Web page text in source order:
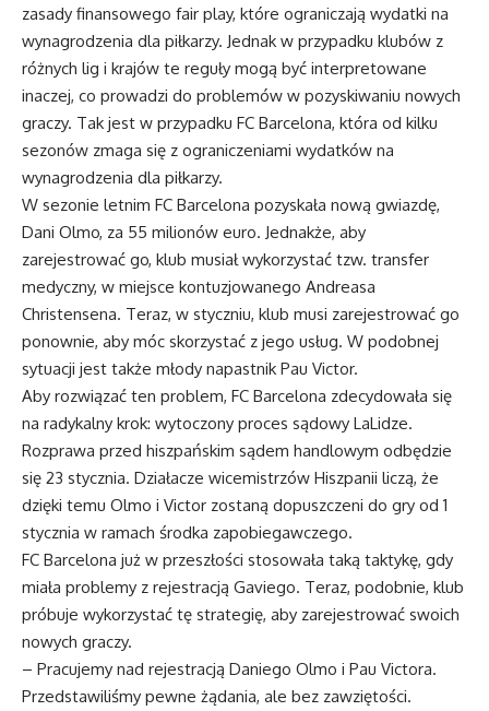
zasady finansowego fair play, które ograniczają wydatki na
wynagrodzenia dla piłkarzy. Jednak w przypadku klubów z
różnych lig i krajów te reguły mogą być interpretowane
inaczej, co prowadzi do problemów w pozyskiwaniu nowych
graczy. Tak jest w przypadku FC Barcelona, która od kilku
sezonów zmaga się z ograniczeniami wydatków na
wynagrodzenia dla piłkarzy.
W sezonie letnim FC Barcelona pozyskała nową gwiazdę,
Dani Olmo, za 55 milionów euro. Jednakże, aby
zarejestrować go, klub musiał wykorzystać tzw. transfer
medyczny, w miejsce kontuzjowanego Andreasa
Christensena. Teraz, w styczniu, klub musi zarejestrować go
ponownie, aby móc skorzystać z jego usług. W podobnej
sytuacji jest także młody napastnik Pau Victor.
Aby rozwiązać ten problem, FC Barcelona zdecydowała się
na radykalny krok: wytoczony proces sądowy LaLidze.
Rozprawa przed hiszpańskim sądem handlowym odbędzie
się 23 stycznia. Działacze wicemistrzów Hiszpanii liczą, że
dzięki temu Olmo i Victor zostaną dopuszczeni do gry od 1
stycznia w ramach środka zapobiegawczego.
FC Barcelona już w przeszłości stosowała taką taktykę, gdy
miała problemy z rejestracją Gaviego. Teraz, podobnie, klub
próbuje wykorzystać tę strategię, aby zarejestrować swoich
nowych graczy.
– Pracujemy nad rejestracją Daniego Olmo i Pau Victora.
Przedstawiliśmy pewne żądania, ale bez zawziętości.